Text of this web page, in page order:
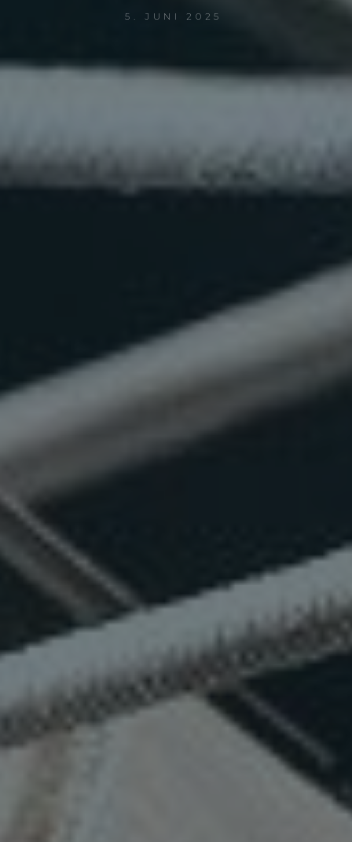
5. JUNI 2025